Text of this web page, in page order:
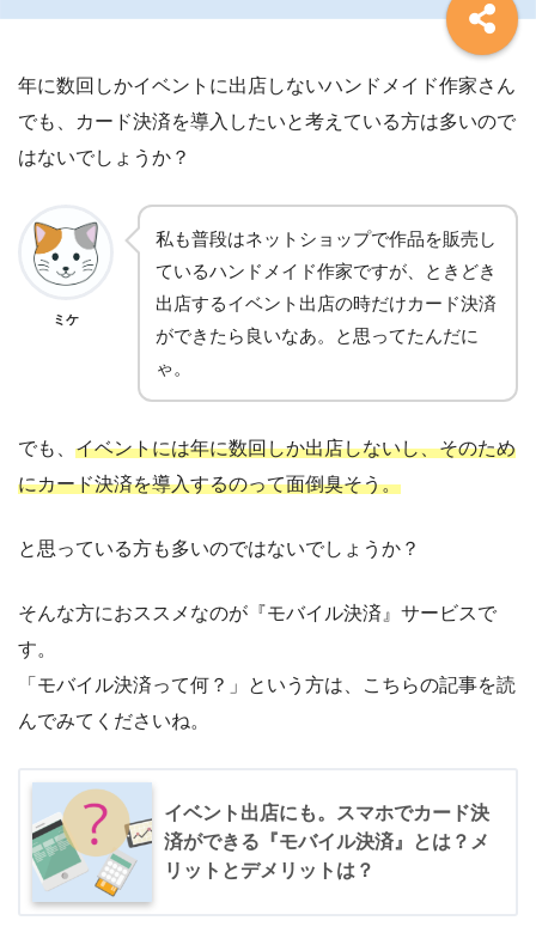
年に数回しかイベントに出店しないハンドメイド作家さん
でも、カード決済を導入したいと考えている方は多いので
はないでしょうか？
ミケ
私も普段はネットショップで作品を販売し
ているハンドメイド作家ですが、ときどき
出店するイベント出店の時だけカード決済
ができたら良いなあ。と思ってたんだに
ゃ。
でも、 イベントには年に数回しか出店しないし、そのため
にカード決済を導入するのって面倒臭そう。
と思っている方も多いのではないでしょうか？
そんな方におススメなのが『モバイル決済』サービスで
す。
「モバイル決済って何？」という方は、こちらの記事を読
んでみてくださいね。
イベント出店にも。スマホでカード決
済ができる『モバイル決済』とは？メ
リットとデメリットは？